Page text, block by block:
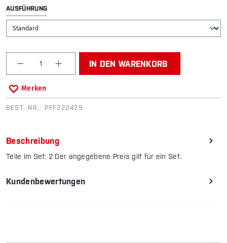
AUSFÜHRUNGAUSWÄHLEN
Produkt Anzahl: Gib den gewünschten Wert ein
IN DEN WARENKORB
Merken
BEST.-NR.: PFF320429
Beschreibung
Teile im Set: 2 Der angegebene Preis gilt für ein Set.
Kundenbewertungen